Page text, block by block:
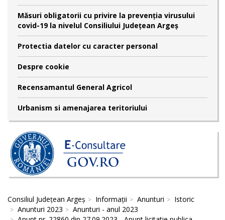
Măsuri obligatorii cu privire la prevenția virusului
covid-19 la nivelul Consiliului Județean Argeș
Protectia datelor cu caracter personal
Despre cookie
Recensamantul General Agricol
Urbanism si amenajarea teritoriului
Consiliul Județean Argeș Informații Anunturi
Istoric
Anunturi 2023
Anunturi - anul 2023